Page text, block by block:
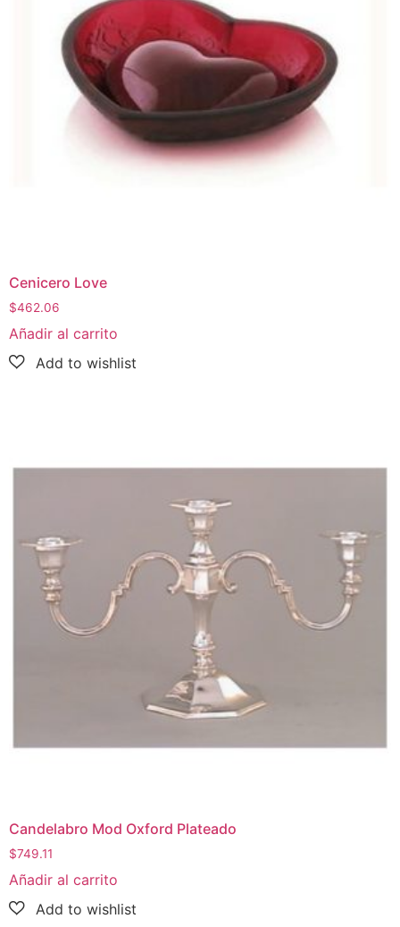
Cenicero Love
$462.06
Añadir al carrito
Candelabro Mod Oxford Plateado
$749.11
Añadir al carrito